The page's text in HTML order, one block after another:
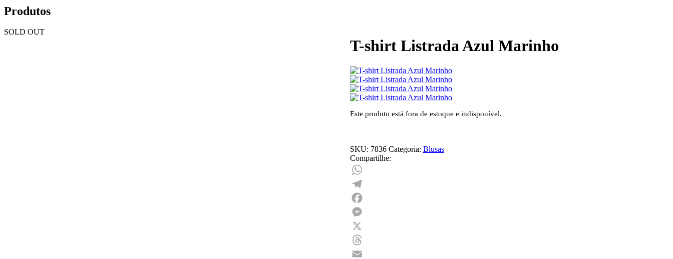
Produtos
SOLD OUT
T-shirt Listrada Azul Marinho
Este produto está fora de estoque e indisponível.
SKU: 7836 Categoria: Blusas
Compartilhe:
WhatsApp
Telegram
Facebook
Messenger
X
Threads